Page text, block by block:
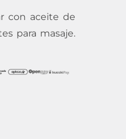
con aceite de
para masaje.